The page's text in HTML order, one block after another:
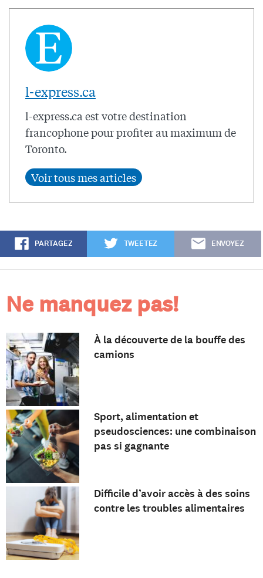
l-express.ca
l-express.ca est votre destination
francophone pour profiter au maximum de
Toronto.
PARTAGEZ TWEETEZ ENVOYEZ
Ne manquez pas!
À la découverte de la bouffe des
camions
Sport, alimentation et
pseudosciences: une combinaison
pas si gagnante
Difficile d’avoir accès à des soins
contre les troubles alimentaires